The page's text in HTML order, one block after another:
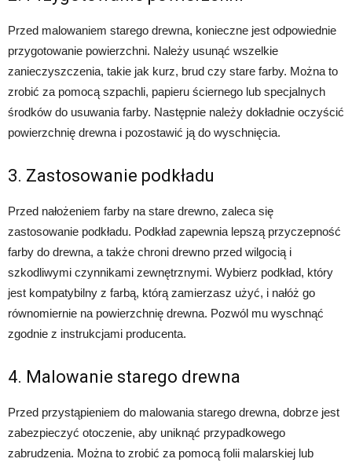
Przed malowaniem starego drewna, konieczne jest odpowiednie
przygotowanie powierzchni. Należy usunąć wszelkie
zanieczyszczenia, takie jak kurz, brud czy stare farby. Można to
zrobić za pomocą szpachli, papieru ściernego lub specjalnych
środków do usuwania farby. Następnie należy dokładnie oczyścić
powierzchnię drewna i pozostawić ją do wyschnięcia.
3. Zastosowanie podkładu
Przed nałożeniem farby na stare drewno, zaleca się
zastosowanie podkładu. Podkład zapewnia lepszą przyczepność
farby do drewna, a także chroni drewno przed wilgocią i
szkodliwymi czynnikami zewnętrznymi. Wybierz podkład, który
jest kompatybilny z farbą, którą zamierzasz użyć, i nałóż go
równomiernie na powierzchnię drewna. Pozwól mu wyschnąć
zgodnie z instrukcjami producenta.
4. Malowanie starego drewna
Przed przystąpieniem do malowania starego drewna, dobrze jest
zabezpieczyć otoczenie, aby uniknąć przypadkowego
zabrudzenia. Można to zrobić za pomocą folii malarskiej lub